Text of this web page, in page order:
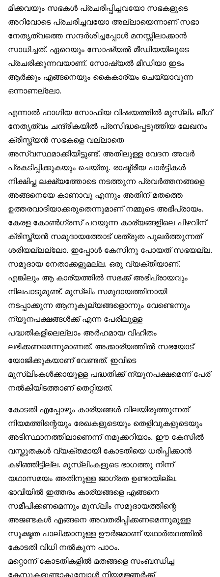
മിക്കവയും സഭകൾ പ്രചരിപ്പിച്ചവയോ സഭകളുടെ
അറിവോടെ പ്രചരിച്ചവയോ അല്ലായെന്നാണ് സഭാ
നേതൃത്വത്തെ സന്ദർശിച്ചപ്പോൾ മനസ്സിലാക്കാൻ
സാധിച്ചത്. ഏറെയും സോഷ്യൽ മീഡിയയിലൂടെ
പ്രചരിക്കുന്നവയാണ്. സോഷ്യൽ മീഡിയാ ഇടം
ആർക്കും എങ്ങനെയും കൈകാര്യം ചെയ്യാവുന്ന
ഒന്നാണല്ലോ.
എന്നാൽ ഹാഗിയ സോഫിയ വിഷയത്തിൽ മുസ്‌ലിം ലീഗ്
നേതൃത്വം ചന്ദ്രികയിൽ പ്രസിദ്ധപ്പെടുത്തിയ ലേഖനം
ക്രിസ്ത്യൻ സഭകളെ വല്ലാതെ
അസ്വസ്ഥമാക്കിയിട്ടുണ്ട്. അതിലുള്ള വേദന അവർ
പ്രകടിപ്പിക്കുകയും ചെയ്തു. രാഷ്ട്രീയ പാർട്ടികൾ
നിക്ഷിപ്ത ലക്ഷ്യത്തോടെ നടത്തുന്ന പ്രവർത്തനങ്ങളെ
അങ്ങനെയേ കാണാവൂ എന്നും അതിന് മതത്തെ
ഉത്തരവാദിയാക്കരുതെന്നുമാണ് നമ്മുടെ അഭിപ്രായം.
കേരള കോൺഗ്രസ് പറയുന്ന കാര്യങ്ങളിലെ പിഴവിന്
ക്രിസ്ത്യൻ സമുദായത്തോട് ശത്രുത പുലർത്തുന്നത്
ശരിയല്ലല്ലോ. ഇപ്പോൾ കേസിനു പോയത് സഭയല്ല.
സമുദായ നേതാക്കളുമല്ല. ഒരു വ്യക്തിയാണ്.
എങ്കിലും ആ കാര്യത്തിൽ സഭക്ക് അഭിപ്രായവും
നിലപാടുമുണ്ട്. മുസ്‌ലിം സമുദായത്തിനായി
നടപ്പാക്കുന്ന ആനുകൂല്യങ്ങളൊന്നും വേണ്ടെന്നും
ന്യൂനപക്ഷങ്ങൾക്ക് എന്ന പേരിലുള്ള
പദ്ധതികളിലെല്ലാം അർഹമായ വിഹിതം
ലഭിക്കണമെന്നുമാണത്. അക്കാര്യത്തിൽ സഭയോട്
യോജിക്കുകയാണ് വേണ്ടത്. ഇവിടെ
മുസ്‌ലിംകൾക്കായുള്ള പദ്ധതിക്ക് ന്യൂനപക്ഷമെന്ന് പേര്
നൽകിയിടത്താണ് തെറ്റിയത്.
കോടതി എപ്പോഴും കാര്യങ്ങൾ വിലയിരുത്തുന്നത്
നിയമത്തിന്റെയും രേഖകളുടെയും തെളിവുകളുടെയും
അടിസ്ഥാനത്തിലാണെന്ന് നമുക്കറിയാം. ഈ കേസിൽ
വസ്തുതകൾ വ്യക്തമായി കോടതിയെ ധരിപ്പിക്കാൻ
കഴിഞ്ഞിട്ടില്ല. മുസ്‌ലിംകളുടെ ഭാഗത്തു നിന്ന്
യഥാസമയം അതിനുള്ള ജാഗ്രത ഉണ്ടായില്ല.
ഭാവിയിൽ ഇത്തരം കാര്യങ്ങളെ എങ്ങനെ
സമീപിക്കണമെന്നും മുസ്‌ലിം സമുദായത്തിന്റെ
അജണ്ടകൾ എങ്ങനെ അവതരിപ്പിക്കണമെന്നുമുള്ള
സൂക്ഷ്മത പാലിക്കാനുള്ള ഊർജമാണ് യഥാർത്ഥത്തിൽ
കോടതി വിധി നൽകുന്ന പാഠം.
മറ്റൊന്ന് കോടതികളിൽ മതങ്ങളെ സംബന്ധിച്ച
കേസുകളുണ്ടാകുമ്പോൾ നിയമജ്ഞർക്ക്